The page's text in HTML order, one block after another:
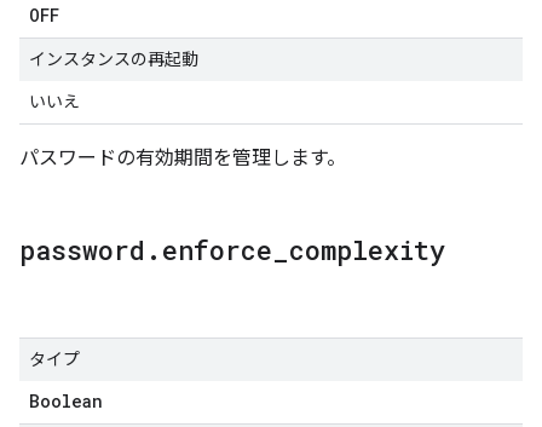
OFF
インスタンスの再起動
いいえ
パスワードの有効期間を管理します。
password . enforce complexity
タイプ
Boolean